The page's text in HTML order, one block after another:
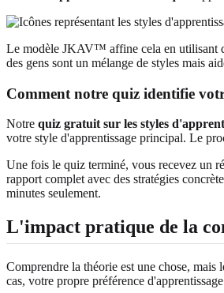
Le modèle JKAV™ affine cela en utilisant
des gens sont un mélange de styles mais
Comment notre quiz identifie
Notre quiz gratuit sur les styles
votre style d'apprentissage principal. Le
Une fois le quiz terminé, vous recevez un
rapport complet avec des stratégies
minutes seulement.
L'impact pratique de la
Comprendre la théorie est une chose,
cas, votre propre préférence